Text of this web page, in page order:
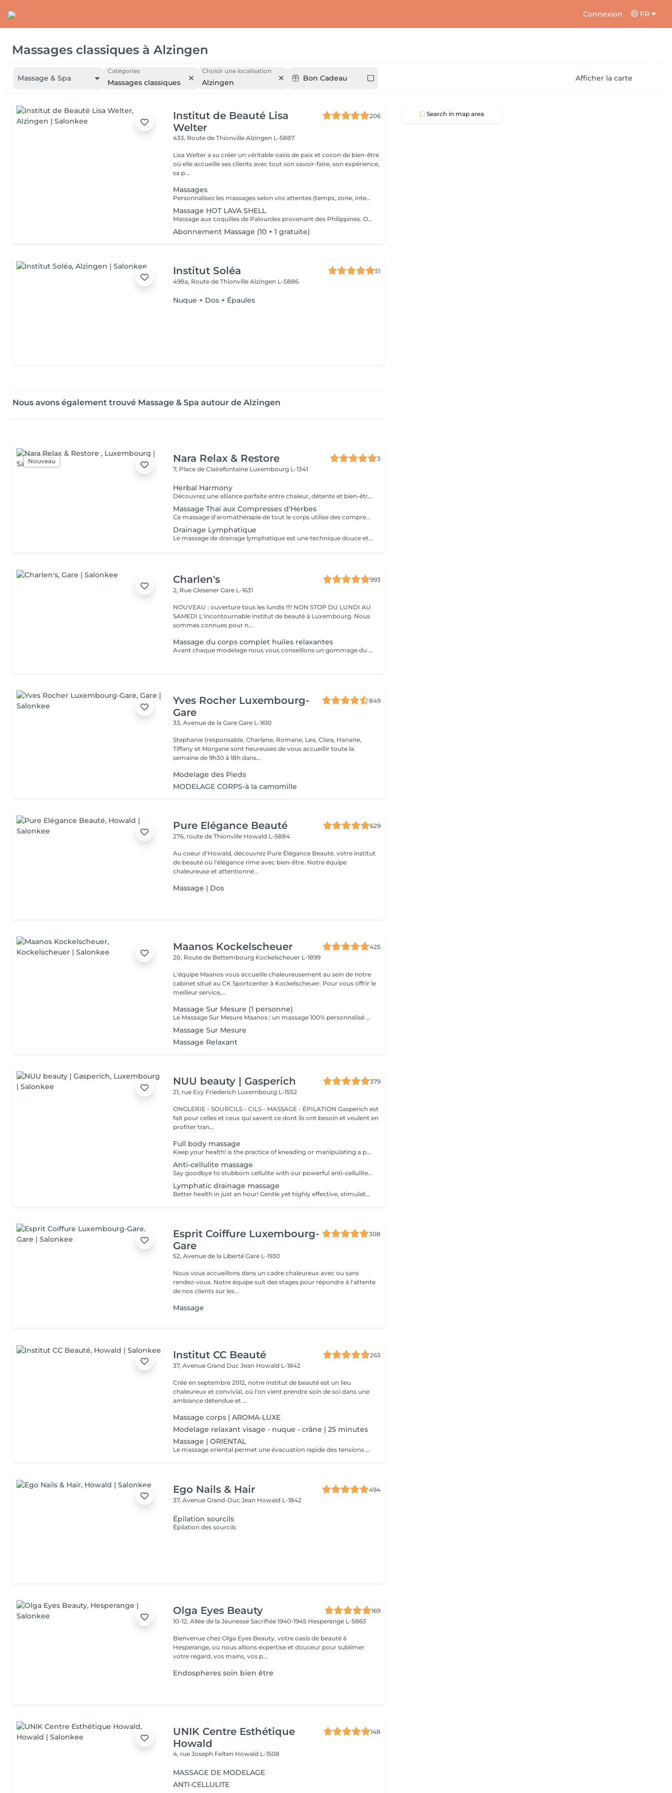
Connexion FR
Massages classiques à Alzingen
Massage & Spa
Catégories
Massages classiques
Choisir une localisation
Alzingen Bon Cadeau Afficher la carte
Institut de Beauté Lisa
Welter
206
433, Route de ThionvilleAlzingen L-5887
Lisa Welter a su créer un véritable oasis de paix et cocon de bien-être
où elle accueille ses clients avec tout son savoir-faire, son expérience,
sa p...
Massages
Personnalisez les massages selon vos attentes (temps, zone, intensité) et choisissez votre arôme YON-KA pour trouver un moment de détente dédié qu'à vous-mêmes
Massage HOT LAVA SHELL
Massage aux coquilles de Palourdes provenant des Philippines. Oubliez l'âge de pierre...vous allez ressentir les bienfaits d'un massage aux pierres chaudes aux avantages des coquilles: - Temps d'utilisation 10 à 12 fois plus longue pour 100% de contact avec le client (pas d'échange de pierres, transmission de chaleur continue, pas de risque de brûlures pour une relaxation maximale
Abonnement Massage (10 + 1 gratuite)
Institut Soléa
51
498a, Route de ThionvilleAlzingen L-5886
Nuque + Dos + Épaules
Nous avons également trouvé Massage & Spa autour de Alzingen
Nouveau Nara Relax & Restore
3
7, Place de Clairefontaine Luxembourg L-1341
Herbal Harmony
Découvrez une alliance parfaite entre chaleur, détente et bien-être thaïlandais traditionnel. Ce soin luxueux débute par un massage aux compresses d'herbes thaïlandaises utilisant des pochons d'herbes chauffés à la vapeur pour détendre les muscles et favoriser une profonde relaxation, suivi d'une séance revitalisante de réflexologie plantaire thaïlandaise. Comprend : Massage aux compresses d'herbes thaïlandaises 90 min Réflexologie plantaire thaïlandaise 30 min Durée totale : 120 min Une expérience de bien-être profondément relaxante conçue pour rétablir l'équilibre, soulager les tensions et vous procurer une sensation de fraîcheur et de sérénité.
Massage Thaï aux Compresses d'Herbes
Ce massage d'aromathérapie de tout le corps utilise des compresses chaudes remplies d'un mélange d'herbes et a un effet calmant. Deux compresses seront fournis pour être ramenés à la maison après le massage.
Drainage Lymphatique
Le massage de drainage lymphatique est une technique douce et rythmée qui stimule le système lymphatique, contribuant à l'élimination des toxines, à la réduction des gonflements et à la promotion d'une relaxation et d'un bien-être général.
Charlen's
993
2, Rue GlesenerGare L-1631
NOUVEAU : ouverture tous les lundis !!!! NON STOP DU LUNDI AU
SAMEDI L'incontournable institut de beauté à Luxembourg. Nous
sommes connues pour n...
Massage du corps complet huiles relaxantes
Avant chaque modelage nous vous conseillons un gommage du corps peau de velours qui rendra votre peau toute douce. Le modelage est réalise par des personnes diplômées
Yves Rocher Luxembourg-
Gare
849
33, Avenue de la GareGare L-1610
Stephanie (responsable, Charlene, Romane, Lea, Clara, Hanane,
Tiffany et Morgane sont heureuses de vous accueillir toute la
semaine de 9h30 à 18h dans...
Modelage des Pieds
MODELAGE CORPS-à la camomille
Pure Elégance Beauté
629
276, route de Thionville Howald L-5884
Au coeur d'Howald, découvrez Pure Élégance Beauté, votre institut
de beauté où l'élégance rime avec bien-être. Notre équipe
chaleureuse et attentionné...
Massage | Dos
Maanos Kockelscheuer
425
20, Route de Bettembourg Kockelscheuer L-1899
L'équipe Maanos vous accueille chaleureusement au sein de notre
cabinet situé au CK Sportcenter à Kockelscheuer. Pour vous offrir le
meilleur service,...
Massage Sur Mesure (1 personne)
Le Massage Sur Mesure Maanos : un massage 100% personnalisé en fonction de vos besoins et de vos envies !
Massage Sur Mesure
Massage Relaxant
NUU beauty | Gasperich
379
21, rue Evy Friederich Luxembourg L-1552
ONGLERIE - SOURCILS - CILS - MASSAGE - ÉPILATION Gasperich est
fait pour celles et ceux qui savent ce dont ils ont besoin et veulent en
profiter tran...
Full body massage
Keep your health! is the practice of kneading or manipulating a person's muscles and other soft-tissue in order to reduce stress, reduce muscle pain, increase relaxation and improve the work of the immune system. Age restrictions: there are no age restrictions for this procedure. Post procedure recommendations: do not do sport and any sharp movements 2-3 hours after the procedure. Frequency: 1-2 times per week, 10 times in total. Repeat once in 3-6 months.
Anti-cellulite massage
Say goodbye to stubborn cellulite with our powerful anti-cellulite massage! This intensive treatment uses firm, targeted techniques to stimulate circulation, break down fat deposits, and smooth the skin's texture. By enhancing lymphatic flow and increasing metabolism, it visibly reduces the appearance of dimples and improves overall skin tone. Ideal as part of a body contouring plan. Age restrictions: recommended to do from 16 years. Post procedure recommendations: do not do sport and any sharp movements for 2-3 hours after the procedure. Frequency: 2-3 times per week, 10 times in total. Repeat once in 3-6 months.
Lymphatic drainage massage
Better health in just an hour! Gentle yet highly effective, stimulates the body's lymphatic system to flush out toxins, reduce swelling, and enhance immunity. This technique uses light, rhythmic strokes to encourage natural drainage, making it perfect for reducing bloating, post-surgery care, and improving skin tone. A go-to for detox and wellness. Age restrictions: there are no age restrictions for this procedure. Post procedure recommendations: do not do sport and any sharp movements 2-3 hours after the procedure. Frequency: 1-2 times per week, 10 times in total. Repeat once in 3-6 months.
Esprit Coiffure Luxembourg-
Gare
308
52, Avenue de la LibertéGare L-1930
Nous vous accueillons dans un cadre chaleureux avec ou sans
rendez-vous. Notre équipe suit des stages pour répondre à l'attente
de nos clients sur les...
Massage
Institut CC Beauté
263
37, Avenue Grand Duc Jean Howald L-1842
Créé en septembre 2012, notre institut de beauté est un lieu
chaleureux et convivial, où l'on vient prendre soin de soi dans une
ambiance détendue et ...
Massage corps | AROMA-LUXE
Modelage relaxant visage - nuque - crâne | 25 minutes
Massage | ORIENTAL
Le massage oriental permet une évacuation rapide des tensions nerveuses et des toxines, délie et assouplit les muscles, vous allez plonger dans un état de relaxation intense.
Ego Nails & Hair
494
37, Avenue Grand-Duc Jean Howald L-1842
Épilation sourcils
Épilation des sourcils
Olga Eyes Beauty
169
10-12, Allée de la Jeunesse Sacrifiée 1940-1945 Hesperange L-5863
Bienvenue chez Olga Eyes Beauty, votre oasis de beauté à
Hesperange, où nous allions expertise et douceur pour sublimer
votre regard, vos mains, vos p...
Endospheres soin bien être
UNIK Centre Esthétique
Howald
148
4, rue Joseph Felten Howald L-1508
MASSAGE DE MODELAGE
ANTI-CELLULITE
Search in map area